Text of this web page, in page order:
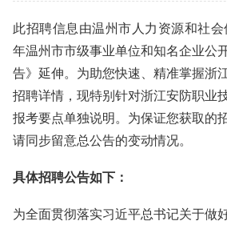
此招聘信息由温州市人力资源和社
年温州市市级事业单位和知名企业公
告》延伸。为助您快速、精准掌握浙
招聘详情，现特别针对浙江安防职业
报考要点单独说明。为保证您获取的
请同步留意总公告的变动情况。
具体招聘公告如下：
为全面贯彻落实习近平总书记关于做